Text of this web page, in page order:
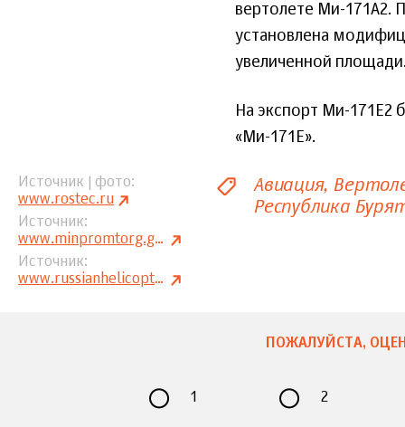
вертолете Ми-171А2.
установлена
увеличенной
На экспорт Ми-171Е2
«Ми-171Е».
Источник | фото
www.rostec.ru
Источник
www.minpromtorg.gov.ru
Источник
www.russianhelicopters.aero
Авиация
Республика
ПОЖАЛУЙСТА,
1 2